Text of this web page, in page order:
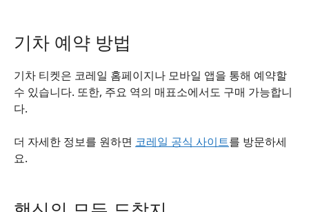
기차 예약 방법
기차 티켓은 코레일 홈페이지나 모바일 앱을 통해 예약할
수 있습니다. 또한, 주요 역의 매표소에서도 구매 가능합니
다.
더 자세한 정보를 원하면 코레일 공식 사이트를 방문하세
요.